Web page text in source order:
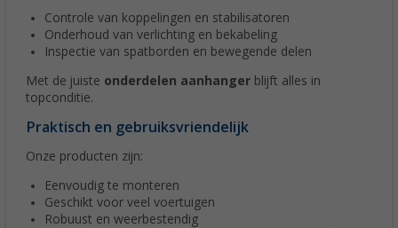
Controle van koppelingen en stabilisatoren
Onderhoud van verlichting en bekabeling
Inspectie van spatborden en bewegende delen
Met de juiste onderdelen aanhanger blijft alles in
topconditie.
Praktisch en gebruiksvriendelijk
Onze producten zijn:
Eenvoudig te monteren
Geschikt voor veel voertuigen
Robuust en weerbestendig